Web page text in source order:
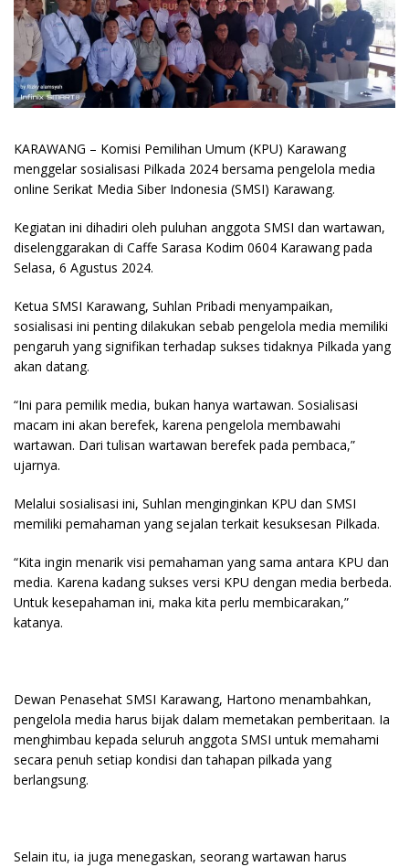
KARAWANG – Komisi Pemilihan Umum (KPU) Karawang
menggelar sosialisasi Pilkada 2024 bersama pengelola media
online Serikat Media Siber Indonesia (SMSI) Karawang.
Kegiatan ini dihadiri oleh puluhan anggota SMSI dan wartawan,
diselenggarakan di Caffe Sarasa Kodim 0604 Karawang pada
Selasa, 6 Agustus 2024.
Ketua SMSI Karawang, Suhlan Pribadi menyampaikan,
sosialisasi ini penting dilakukan sebab pengelola media memiliki
pengaruh yang signifikan terhadap sukses tidaknya Pilkada yang
akan datang.
“Ini para pemilik media, bukan hanya wartawan. Sosialisasi
macam ini akan berefek, karena pengelola membawahi
wartawan. Dari tulisan wartawan berefek pada pembaca,”
ujarnya.
Melalui sosialisasi ini, Suhlan menginginkan KPU dan SMSI
memiliki pemahaman yang sejalan terkait kesuksesan Pilkada.
“Kita ingin menarik visi pemahaman yang sama antara KPU dan
media. Karena kadang sukses versi KPU dengan media berbeda.
Untuk kesepahaman ini, maka kita perlu membicarakan,”
katanya.
Dewan Penasehat SMSI Karawang, Hartono menambahkan,
pengelola media harus bijak dalam memetakan pemberitaan. Ia
menghimbau kepada seluruh anggota SMSI untuk memahami
secara penuh setiap kondisi dan tahapan pilkada yang
berlangsung.
Selain itu, ia juga menegaskan, seorang wartawan harus